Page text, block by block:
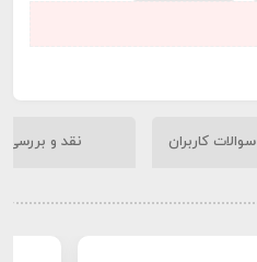
سوالات کاربران نقد و بررسی